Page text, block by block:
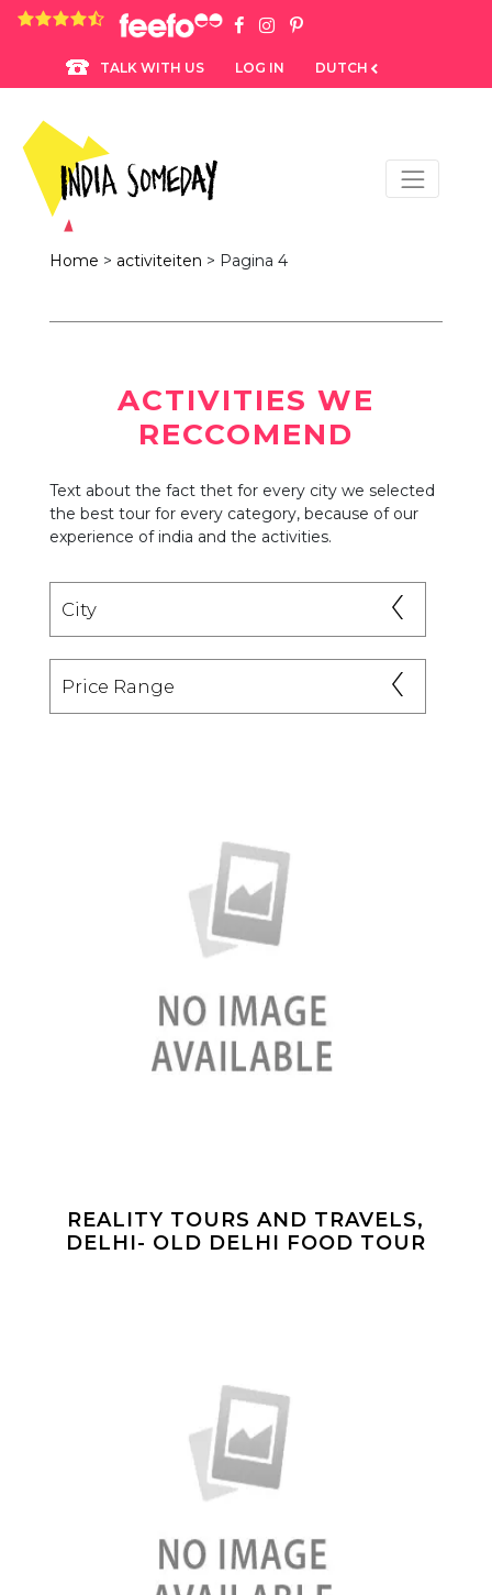
4.8 rating based on 1,234 ratings
TALK WITH US LOG IN DUTCH
Home > activiteiten > Pagina 4
ACTIVITIES WE
RECCOMEND
Text about the fact thet for every city we selected
the best tour for every category, because of our
experience of india and the activities.
REALITY TOURS AND TRAVELS,
DELHI- OLD DELHI FOOD TOUR